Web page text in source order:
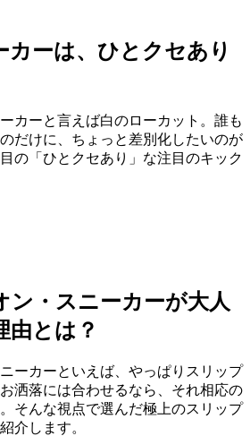
カーは、ひとクセあり
カーと言えば白のローカット。誰も
だけに、ちょっと差別化したいのが
の「ひとクセあり」な注目のキック
ン・スニーカーが大人
由とは？
ーカーといえば、やっぱりスリップ
洒落には合わせるなら、それ相応の
そんな視点で選んだ極上のスリップ
介します。